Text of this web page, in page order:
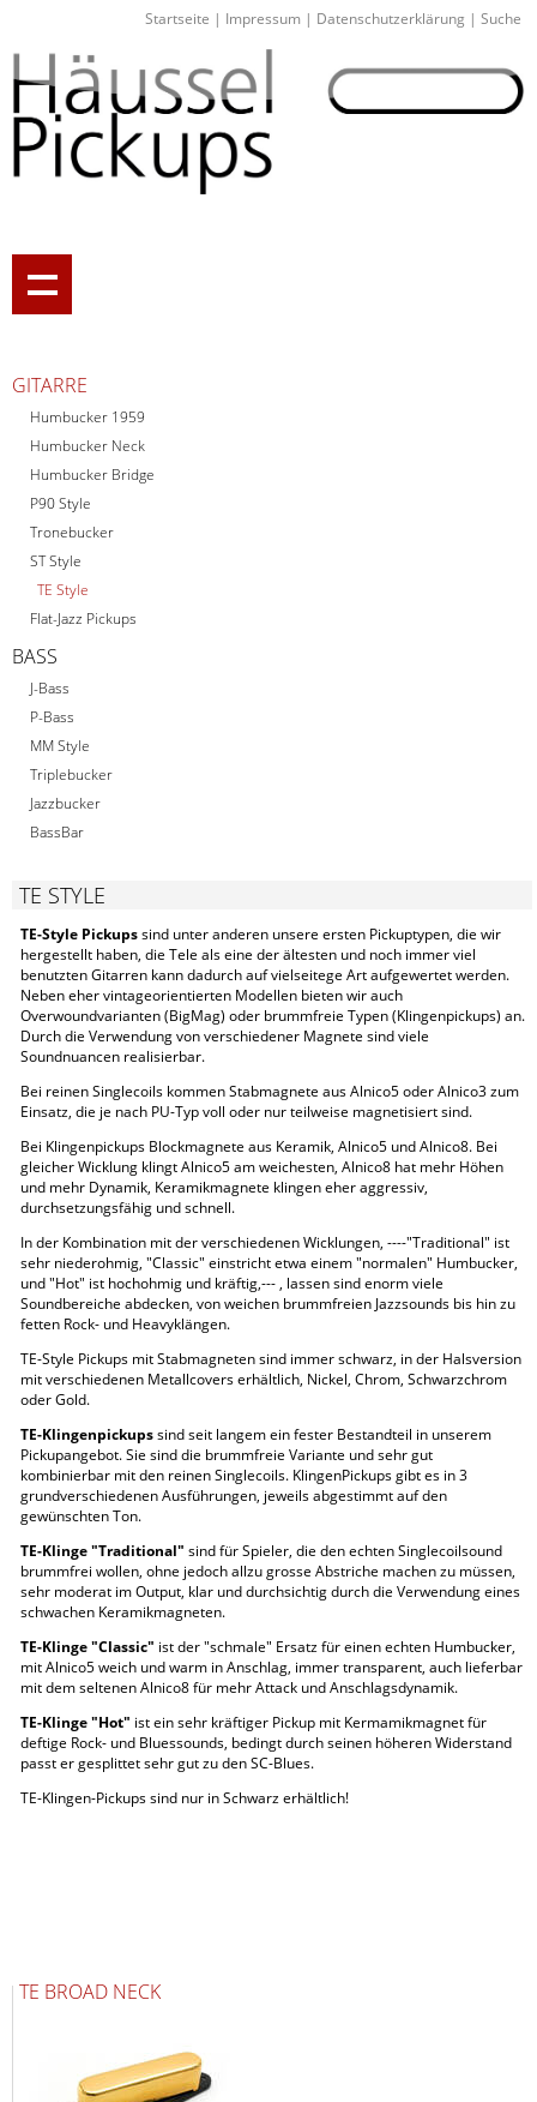
Startseite | Impressum | Datenschutzerklärung | Suche
GITARRE
Humbucker 1959
Humbucker Neck
Humbucker Bridge
P90 Style
Tronebucker
ST Style
TE Style
Flat-Jazz Pickups
BASS
J-Bass
P-Bass
MM Style
Triplebucker
Jazzbucker
BassBar
TE STYLE
TE-Style Pickupssind unter anderen unsere ersten Pickuptypen, die wir
hergestellt haben, die Tele als eine der ältesten und noch immer viel
benutzten Gitarren kann dadurch auf vielseitege Art aufgewertet werden.
Neben eher vintageorientierten Modellen bieten wir auch
Overwoundvarianten (BigMag) oder brummfreie Typen (Klingenpickups) an.
Durch die Verwendung von verschiedener Magnete sind viele
Soundnuancen realisierbar.
Bei reinen Singlecoils kommen Stabmagnete aus Alnico5 oder Alnico3 zum
Einsatz, die je nach PU-Typ voll oder nur teilweise magnetisiert sind.
Bei Klingenpickups Blockmagnete aus Keramik, Alnico5 und Alnico8. Bei
gleicher Wicklung klingt Alnico5 am weichesten, Alnico8 hat mehr Höhen
und mehr Dynamik, Keramikmagnete klingen eher aggressiv,
durchsetzungsfähig und schnell.
In der Kombination mit der verschiedenen Wicklungen, ----"Traditional" ist
sehr niederohmig, "Classic" einstricht etwa einem "normalen" Humbucker,
und "Hot" ist hochohmig und kräftig,--- , lassen sind enorm viele
Soundbereiche abdecken, von weichen brummfreien Jazzsounds bis hin zu
fetten Rock- und Heavyklängen.
TE-Style Pickups mit Stabmagneten sind immer schwarz, in der Halsversion
mit verschiedenen Metallcovers erhältlich, Nickel, Chrom, Schwarzchrom
oder Gold.
TE-Klingenpickupssind seit langem ein fester Bestandteil in unserem
Pickupangebot. Sie sind die brummfreie Variante und sehr gut
kombinierbar mit den reinen Singlecoils. KlingenPickups gibt es in 3
grundverschiedenen Ausführungen, jeweils abgestimmt auf den
gewünschten Ton.
TE-Klinge "Traditional" sind für Spieler, die den echten Singlecoilsound
brummfrei wollen, ohne jedoch allzu grosse Abstriche machen zu müssen,
sehr moderat im Output, klar und durchsichtig durch die Verwendung eines
schwachen Keramikmagneten.
TE-Klinge "Classic" ist der "schmale" Ersatz für einen echten Humbucker,
mit Alnico5 weich und warm in Anschlag, immer transparent, auch lieferbar
mit dem seltenen Alnico8 für mehr Attack und Anschlagsdynamik.
TE-Klinge "Hot" ist ein sehr kräftiger Pickup mit Kermamikmagnet für
deftige Rock- und Bluessounds, bedingt durch seinen höheren Widerstand
passt er gesplittet sehr gut zu den SC-Blues.
TE-Klingen-Pickups sind nur in Schwarz erhältlich!
TE BROAD NECK